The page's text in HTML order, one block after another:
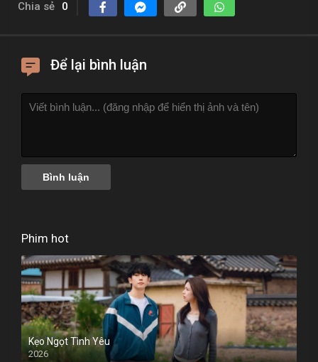
Chia sẻ 0
Để lại bình luận
Phim hot
Kẹo Ngọt Tình Yêu
2026